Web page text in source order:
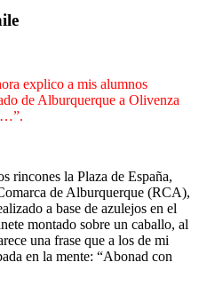
explico a mis alumnos
de Alburquerque a Olivenza
rincones la Plaza de España,
de Alburquerque (RCA),
a base de azulejos en el
montado sobre un caballo, al
una frase que a los de mi
en la mente: “Abonad con